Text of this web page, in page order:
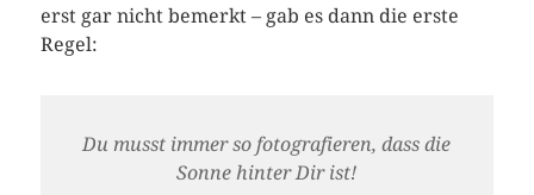
erst gar nicht bemerkt – gab es dann die erste
Regel:
Du musst immer so fotografieren, dass die
Sonne hinter Dir ist!